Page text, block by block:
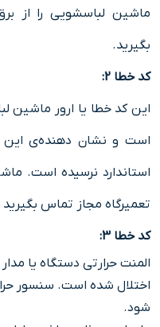
ماشین لباسشویی را از
بگیرید.
کد خطا 2:
این کد خطا یا ارور ماشین
است و نشان دهنده‌ی
استاندارد نرسیده است.
تعمیرگاه مجاز تماس بگیرید
کد خطا 3:
المنت حرارتی دستگاه یا
اختلال شده است. سنسور
شود.